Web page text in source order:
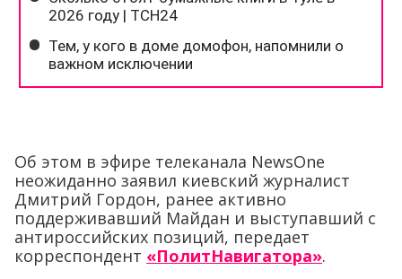
Об этом в эфире телеканала NewsOne
неожиданно заявил киевский журналист
Дмитрий Гордон, ранее активно
поддерживавший Майдан и выступавший с
антироссийских позиций, передает
корреспондент «ПолитНавигатора».